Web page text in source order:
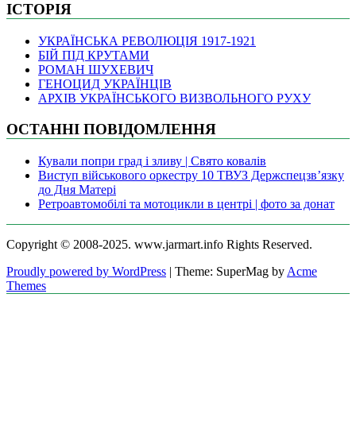
ІСТОРІЯ
УКРАЇНСЬКА РЕВОЛЮЦІЯ 1917-1921
БІЙ ПІД КРУТАМИ
РОМАН ШУХЕВИЧ
ГЕНОЦИД УКРАЇНЦІВ
АРХІВ УКРАЇНСЬКОГО ВИЗВОЛЬНОГО РУХУ
ОСТАННІ ПОВІДОМЛЕННЯ
Кували попри град і зливу | Свято ковалів
Виступ військового оркестру 10 ТВУЗ Держспецзв’язку
до Дня Матері
Ретроавтомобілі та мотоцикли в центрі | фото за донат
Copyright © 2008-2025. www.jarmart.info Rights Reserved.
Proudly powered by WordPress | Theme: SuperMag by Acme
Themes